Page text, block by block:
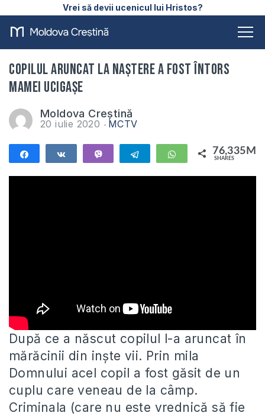
Vrei să devii ucenicul lui Hristos?
Copilul aruncat la naștere a fost întors
mamei ucigașe
Moldova Creștină
20 iulie 2020 MCTV
Share Share Telegram WhatsApp76,335M
SHARES
După ce a născut copilul l-a aruncat în
mărăcinii din inște vii. Prin mila
Domnului acel copil a fost găsit de un
cuplu care veneau de la câmp.
Criminala (care nu este vrednică să fie